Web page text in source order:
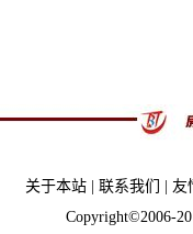
关于本站 联系我们
友
Copyright©2006-